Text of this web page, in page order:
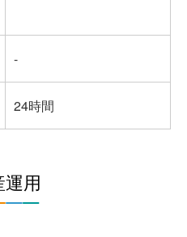
-
24時間
運用